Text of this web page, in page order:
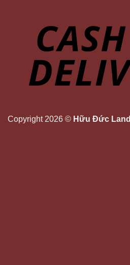
Copyright 2026 © Hữu Đức Land